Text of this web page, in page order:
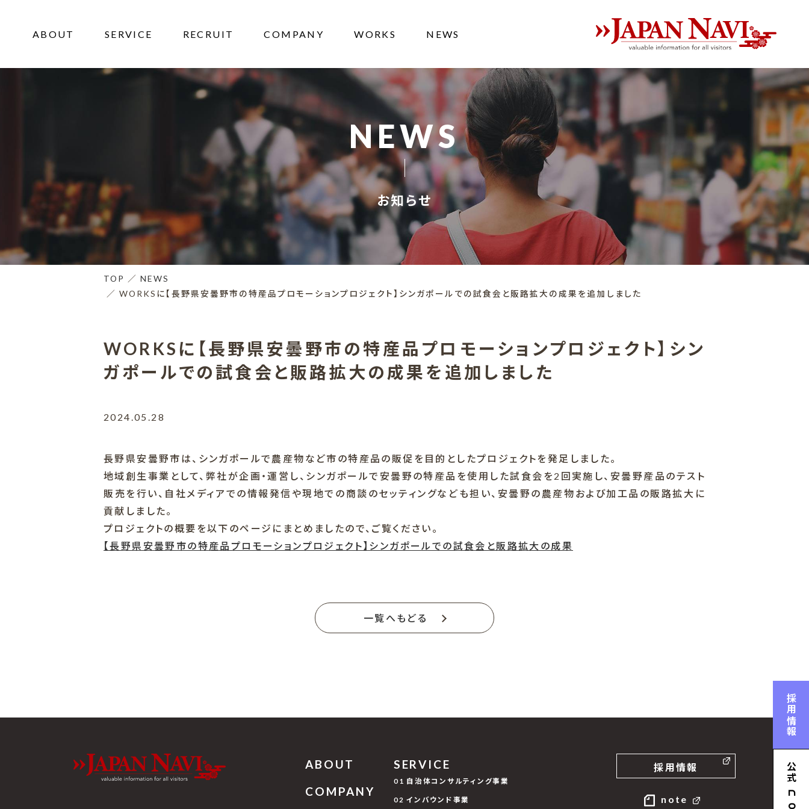
ABOUT SERVICE RECRUIT COMPANY WORKS NEWS
NEWS
お知らせ
TOP
NEWS
WORKSに【長野県安曇野市の特産品プロモーションプロジェクト】シンガポールでの試食会と販路拡大の成果を追加しました
WORKSに【長野県安曇野市の特産品プロモーションプロジェクト】シン
ガポールでの試食会と販路拡大の成果を追加しました
2024.05.28
長野県安曇野市は、シンガポールで農産物など市の特産品の販促を目的としたプロジェクトを発足しました。
地域創生事業として、弊社が企画・運営し、シンガポールで安曇野の特産品を使用した試食会を2回実施し、安曇野産品のテスト
販売を行い、自社メディアでの情報発信や現地での商談のセッティングなども担い、安曇野の農産物および加工品の販路拡大に
貢献しました。
プロジェクトの概要を以下のページにまとめましたので、ご覧ください。
【長野県安曇野市の特産品プロモーションプロジェクト】シンガポールでの試食会と販路拡大の成果
一覧へもどる
ABOUT
COMPANY
SERVICE
01 自治体コンサルティング事業
02 インバウンド事業
採用情報
note
採用情報
公式
n